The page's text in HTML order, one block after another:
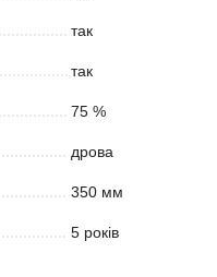
так
так
75 %
дрова
350 мм
5 років